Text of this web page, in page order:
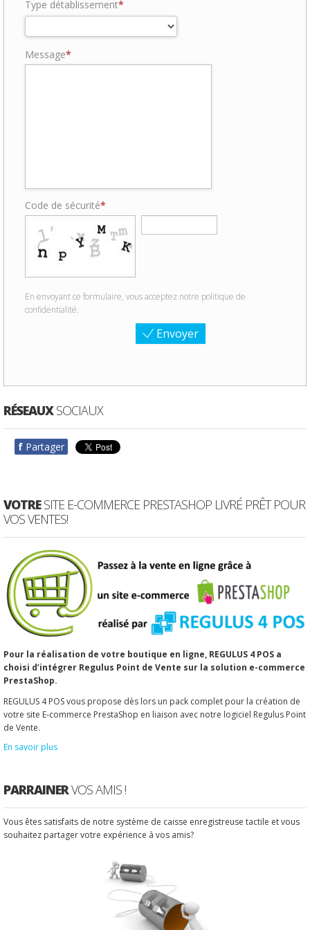
Type détablissement
Message
Code de sécurité
En envoyant ce formulaire, vous acceptez notre politique de
confidentialité.
Envoyer
RÉSEAUXSOCIAUX
f Partager
VOTRESITE E-COMMERCE PRESTASHOP LIVRÉ PRÊT POUR
VOS VENTES!
Pour la réalisation de votre boutique en ligne, REGULUS 4 POS a
choisi d’intégrer Regulus Point de Vente sur la solution e-commerce
PrestaShop.
REGULUS 4 POS vous propose dès lors un pack complet pour la création de
votre site E-commerce PrestaShop en liaison avec notre logiciel Regulus Point
de Vente.
En savoir plus
PARRAINERVOS AMIS !
Vous êtes satisfaits de notre système de caisse enregistreuse tactile et vous
souhaitez partager votre expérience à vos amis?